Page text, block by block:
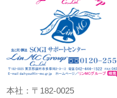
本社：〒182-0025